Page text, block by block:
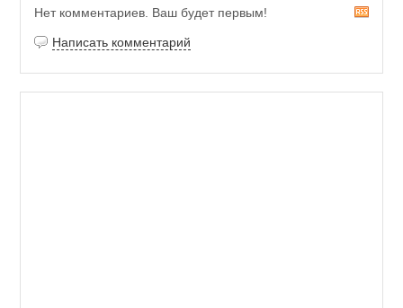
Нет комментариев. Ваш будет первым!
Написать комментарий